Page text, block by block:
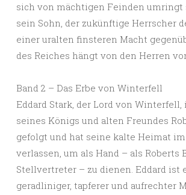
sich von mächtigen Feinden umringt
sein Sohn, der zukünftige Herrscher
einer uralten finsteren Macht
des Reiches hängt von den Herren
Band 2 – Das Erbe von Winterfell
Eddard Stark, der Lord von Winterfell,
seines Königs und alten Freundes
gefolgt und hat seine kalte Heimat
verlassen, um als Hand – als Roberts
Stellvertreter – zu dienen. Eddard ist
geradliniger, tapferer und aufrechter